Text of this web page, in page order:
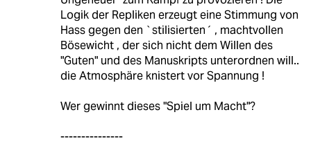
Logik der Repliken erzeugt eine Stimmung von
Hass gegen den `stilisierten´ , machtvollen
Bösewicht , der sich nicht dem Willen des
"Guten" und des Manuskripts unterordnen will..
die Atmosphäre knistert vor Spannung !
Wer gewinnt dieses "Spiel um Macht"?
---------------